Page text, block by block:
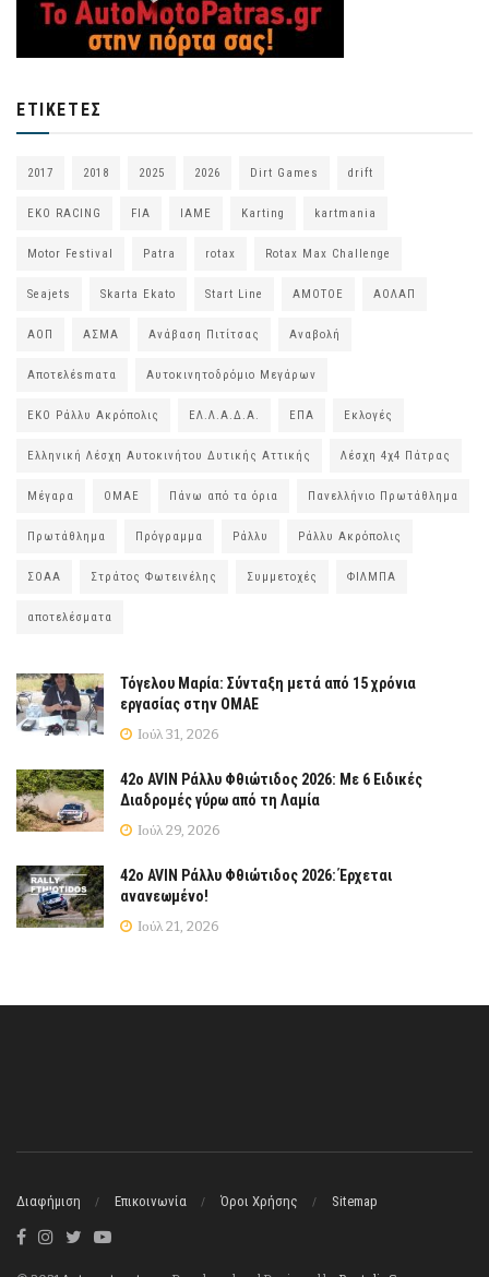
ΕΤΙΚΈΤΕΣ
2017 2018 2025 2026 Dirt Games drift
EKO RACING FIA IAME Karting kartmania
Motor Festival Patra rotax Rotax Max Challenge
Seajets Skarta Ekato Start Line ΑΜΟΤΟΕ ΑΟΛΑΠ
ΑΟΠ ΑΣΜΑ Ανάβαση Πιτίτσας Αναβολή
Αποτελέsmατα Αυτοκινητοδρόμιο Μεγάρων
ΕΚΟ Ράλλυ Ακρόπολις ΕΛ.Λ.Α.Δ.Α. ΕΠΑ Εκλογές
Ελληνική Λέσχη Αυτοκινήτου Δυτικής Αττικής Λέσχη 4χ4 Πάτρας
Μέγαρα ΟΜΑΕ Πάνω από τα όρια Πανελλήνιο Πρωτάθλημα
Πρωτάθλημα Πρόγραμμα Ράλλυ Ράλλυ Ακρόπολις
ΣΟΑΑ Στράτος Φωτεινέλης Συμμετοχές ΦΙΛΜΠΑ
αποτελέσματα
Τόγελου Μαρία: Σύνταξη μετά από 15 χρόνια
εργασίας στην ΟΜΑΕ
Ιούλ 31, 2026
42ο AVIN Ράλλυ Φθιώτιδος 2026: Με 6 Ειδικές
Διαδρομές γύρω από τη Λαμία
Ιούλ 29, 2026
42ο AVIN Ράλλυ Φθιώτιδος 2026: Έρχεται
ανανεωμένο!
Ιούλ 21, 2026
Διαφήμιση Επικοινωνία Όροι Χρήσης Sitemap